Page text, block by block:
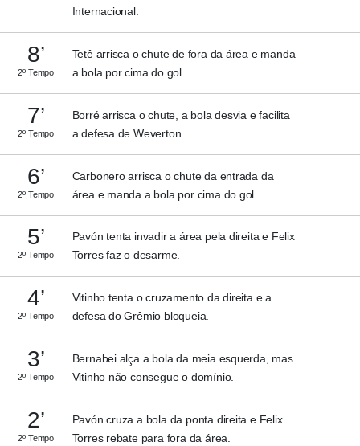
Internacional.
8’
2º Tempo
Tetê arrisca o chute de fora da área e manda
a bola por cima do gol.
7’
2º Tempo
Borré arrisca o chute, a bola desvia e facilita
a defesa de Weverton.
6’
2º Tempo
Carbonero arrisca o chute da entrada da
área e manda a bola por cima do gol.
5’
2º Tempo
Pavón tenta invadir a área pela direita e Felix
Torres faz o desarme.
4’
2º Tempo
Vitinho tenta o cruzamento da direita e a
defesa do Grêmio bloqueia.
3’
2º Tempo
Bernabei alça a bola da meia esquerda, mas
Vitinho não consegue o domínio.
2’
2º Tempo
Pavón cruza a bola da ponta direita e Felix
Torres rebate para fora da área.